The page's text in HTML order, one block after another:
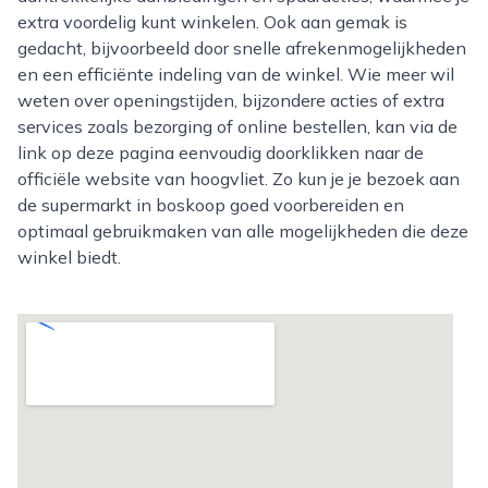
extra voordelig kunt winkelen. Ook aan gemak is
gedacht, bijvoorbeeld door snelle afrekenmogelijkheden
en een efficiënte indeling van de winkel. Wie meer wil
weten over openingstijden, bijzondere acties of extra
services zoals bezorging of online bestellen, kan via de
link op deze pagina eenvoudig doorklikken naar de
officiële website van hoogvliet. Zo kun je je bezoek aan
de supermarkt in boskoop goed voorbereiden en
optimaal gebruikmaken van alle mogelijkheden die deze
winkel biedt.